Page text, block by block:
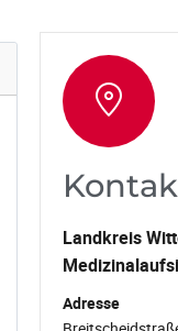
Landkreis
Adresse